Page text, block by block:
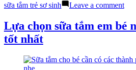
sữa
em
bé
sơ
sinh”
sữa tắm trẻ sơ sinh Leave a commenton
nào
nên
tắm
em
Lựa chọn sữa tắm em bé
tốt nhất